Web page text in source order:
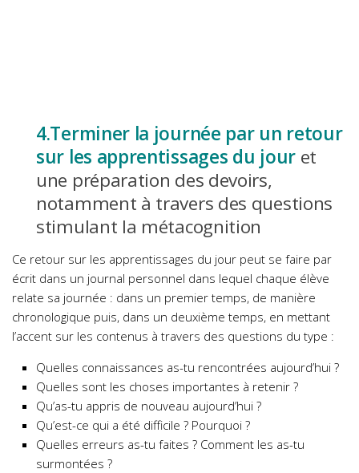
4.Terminer la journée par un retour
sur les apprentissages du jour et
une préparation des devoirs,
notamment à travers des questions
stimulant la métacognition
Ce retour sur les apprentissages du jour peut se faire par
écrit dans un journal personnel dans lequel chaque élève
relate sa journée : dans un premier temps, de manière
chronologique puis, dans un deuxième temps, en mettant
l’accent sur les contenus à travers des questions du type :
Quelles connaissances as-tu rencontrées aujourd’hui ?
Quelles sont les choses importantes à retenir ?
Qu’as-tu appris de nouveau aujourd’hui ?
Qu’est-ce qui a été difficile ? Pourquoi ?
Quelles erreurs as-tu faites ? Comment les as-tu
surmontées ?